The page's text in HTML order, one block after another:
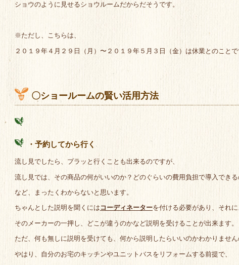
ショウのように見せるショウルームだからだそうです。
※ただし、こちらは、
２０１９年４月２９日（月）〜２０１９年５月３日（金）は休業とのこと
〇ショールームの賢い活用方法
・予約してから行く
流し見でしたら、プラッと行くことも出来るのですが、
流し見では、その商品の何がいいのか？どのぐらいの費用負担で導入でき
など、まったくわからないと思います。
ちゃんとした説明を聞くには コーディネーターを付ける必要があり、それ
そのメーカーの一押し、どこが違うのかなど説明を受けることが出来ます。
ただ、何も無しに説明を受けても、何から説明したらいいのかわかりませ
やはり、自分のお宅のキッチンやユニットバスをリフォームする前提で、